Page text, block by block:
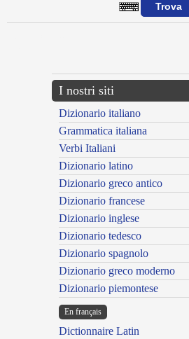
I nostri siti
Dizionario italiano
Grammatica italiana
Verbi Italiani
Dizionario latino
Dizionario greco antico
Dizionario francese
Dizionario inglese
Dizionario tedesco
Dizionario spagnolo
Dizionario greco moderno
Dizionario piemontese
En français
Dictionnaire Latin